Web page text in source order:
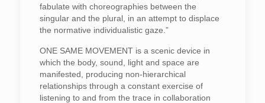
fabulate with choreographies between the
singular and the plural, in an attempt to displace
the normative individualistic gaze.”
ONE SAME MOVEMENT is a scenic device in
which the body, sound, light and space are
manifested, producing non-hierarchical
relationships through a constant exercise of
listening to and from the trace in collaboration